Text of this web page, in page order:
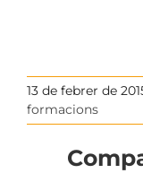
13 de febrer de
formacions